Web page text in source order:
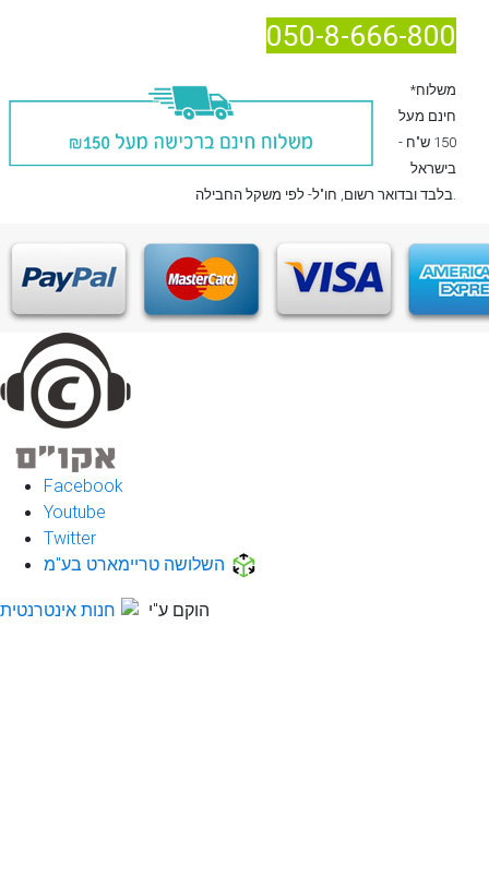
050-8-666-800
*משלוח
חינם מעל
150 ש"ח -
בישראל
בלבדובדואר רשום , חו"ל- לפי משקל החבילה.
Facebook
Youtube
Twitter
השלושה טריימארט בע"מ
הוקם ע"י חנות אינטרנטית